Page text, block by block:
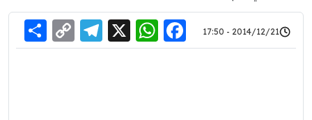
2014/12/21 - 17:50
Facebook
WhatsApp
X
Link